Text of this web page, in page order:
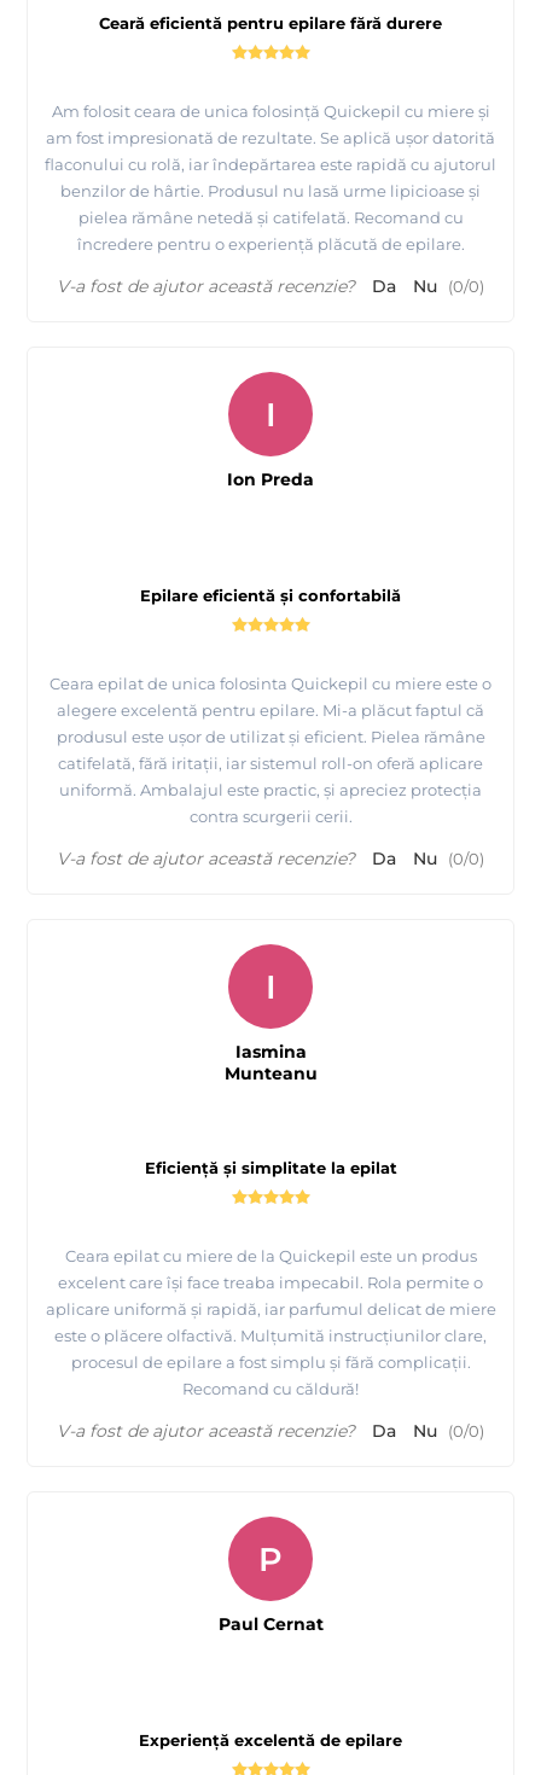
Urmariti procesul de productie pentru ceara de unica
folosinta, ROLL ON - Quickepil
Urmariti cum se aplica uleiul dupa epilare de la
Ceară eficientă pentru epilare fără durere
Am folosit ceara de unica folosință Quickepil cu miere și
am fost impresionată de rezultate. Se aplică ușor datorită
flaconului cu rolă, iar îndepărtarea este rapidă cu ajutorul
benzilor de hârtie. Produsul nu lasă urme lipicioase și
pielea rămâne netedă și catifelată. Recomand cu
încredere pentru o experiență plăcută de epilare.
V-a fost de ajutor această recenzie? Da Nu (0/0)
Epilare eficientă și confortabilă
Ceara epilat de unica folosinta Quickepil cu miere este o
alegere excelentă pentru epilare. Mi-a plăcut faptul că
produsul este ușor de utilizat și eficient. Pielea rămâne
catifelată, fără iritații, iar sistemul roll-on oferă aplicare
uniformă. Ambalajul este practic, și apreciez protecția
contra scurgerii cerii.
I
Ion Preda
V-a fost de ajutor această recenzie? Da Nu (0/0)
Eficiență și simplitate la epilat
Ceara epilat cu miere de la Quickepil este un produs
excelent care își face treaba impecabil. Rola permite o
aplicare uniformă și rapidă, iar parfumul delicat de miere
este o plăcere olfactivă. Mulțumită instrucțiunilor clare,
procesul de epilare a fost simplu și fără complicații.
Recomand cu căldură!
I
Iasmina
Munteanu
V-a fost de ajutor această recenzie? Da Nu (0/0)
Experiență excelentă de epilare
P
Paul Cernat